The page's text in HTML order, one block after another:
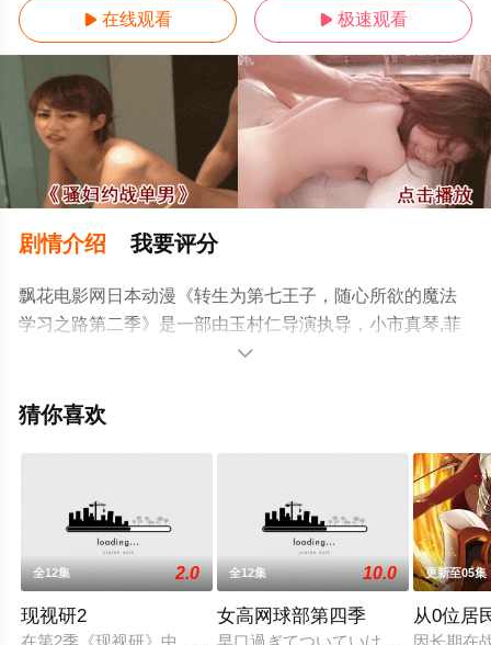
 在线观看  极速观看
剧情介绍 我要评分
飘花电影网日本动漫《转生为第七王子，随心所欲的魔法
学习之路第二季》是一部由玉村仁导演执导，小市真琴,菲
鲁兹·蓝,Lynn,关根明良,高桥李依,堀江瞬,熊田茜音,松井惠
田美波,森久保祥太郎,宫本充等演员精彩演绎的日本动漫，
完整版动漫全集就上飘花影院，更多相关信息可移步至豆

猜你喜欢
全12集 2.0
现视研2
全12集 10.0
女高网球部第四季
更新至05集
从0位居